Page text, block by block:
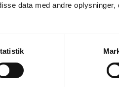
data med andre oplysninger,